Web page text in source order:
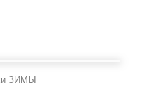
ЗИМЫ